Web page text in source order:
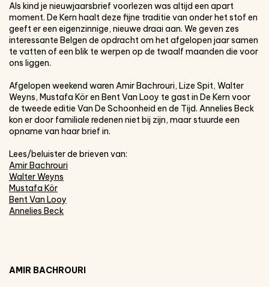
Als kind je nieuwjaarsbrief voorlezen was altijd een apart
moment. De Kern haalt deze fijne traditie van onder het stof en
geeft er een eigenzinnige, nieuwe draai aan. We geven zes
interessante Belgen de opdracht om het afgelopen jaar samen
te vatten of een blik te werpen op de twaalf maanden die voor
ons liggen.
Afgelopen weekend waren Amir Bachrouri, Lize Spit, Walter
Weyns, Mustafa Kör en Bent Van Looy te gast in De Kern voor
de tweede editie Van De Schoonheid en de Tijd. Annelies Beck
kon er door familiale redenen niet bij zijn, maar stuurde een
opname van haar brief in.
Lees/beluister de brieven van:
Amir Bachrouri
Walter Weyns
Mustafa Kör
Bent Van Looy
Annelies Beck
AMIR BACHROURI